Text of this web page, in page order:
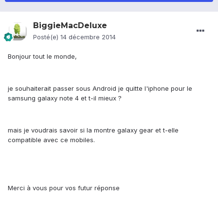
BiggieMacDeluxe
Posté(e) 14 décembre 2014
Bonjour tout le monde,
je souhaiterait passer sous Android je quitte l'iphone pour le
samsung galaxy note 4 et t-il mieux ?
mais je voudrais savoir si la montre galaxy gear et t-elle
compatible avec ce mobiles.
Merci à vous pour vos futur réponse